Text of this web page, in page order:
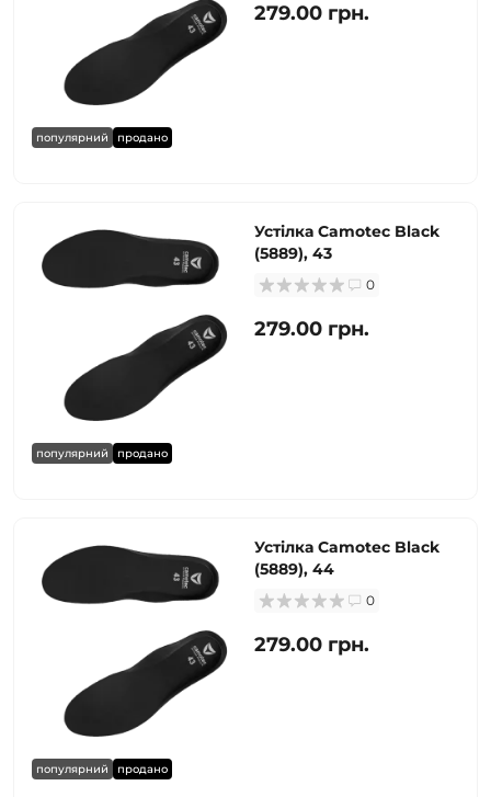
популярний продано
279.00 грн.
популярний продано
Устілка Camotec Black
(5889), 43
0
279.00 грн.
популярний продано
Устілка Camotec Black
(5889), 44
0
279.00 грн.